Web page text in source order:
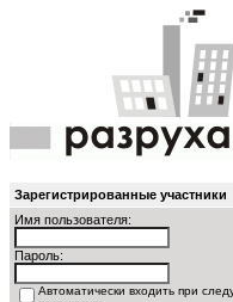
Зарегистрированные участники
Имя пользователя:
Пароль:
Автоматически входить при